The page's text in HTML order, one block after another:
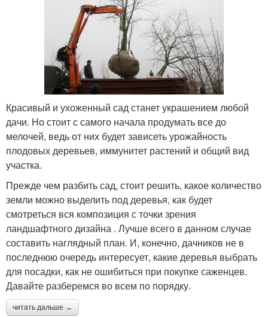
Красивый и ухоженный сад станет украшением любой
дачи. Но стоит с самого начала продумать все до
мелочей, ведь от них будет зависеть урожайность
плодовых деревьев, иммунитет растений и общий вид
участка.
Прежде чем разбить сад, стоит решить, какое количество
земли можно выделить под деревья, как будет
смотреться вся композиция с точки зрения
ландшафтного дизайна . Лучше всего в данном случае
составить наглядный план. И, конечно, дачников не в
последнюю очередь интересует, какие деревья выбрать
для посадки, как не ошибиться при покупке саженцев.
Давайте разберемся во всем по порядку.
читать дальше →